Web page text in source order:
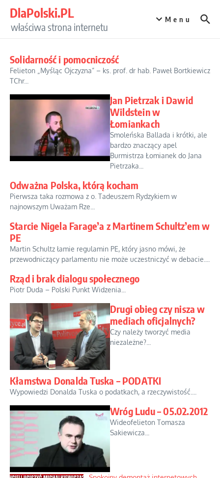
DlaPolski.PL
właściwa strona internetu
Menu
Solidarność i pomocniczość
Felieton „Myśląc Ojczyzna” – ks. prof. dr hab. Paweł Bortkiewicz
TChr...
Jan Pietrzak i Dawid
Wildstein w
Łomiankach
Smoleńska Ballada i krótki, ale
bardzo znaczący apel
Burmistrza Łomianek do Jana
Pietrzaka...
Odważna Polska, którą kocham
Pierwsza taka rozmowa z o. Tadeuszem Rydzykiem w
najnowszym Uważam Rze...
Starcie Nigela Farage’a z Martinem Schultz’em w
PE
Martin Schultz łamie regulamin PE, który jasno mówi, że
przewodniczący parlamentu nie może uczestniczyć w debacie....
Rząd i brak dialogu społecznego
Piotr Duda – Polski Punkt Widzenia...
Drugi obieg czy nisza w
mediach oficjalnych?
Czy należy tworzyć media
niezależne?...
Kłamstwa Donalda Tuska – PODATKI
Wypowiedzi Donalda Tuska o podatkach, a rzeczywistość....
Wróg Ludu – 05.02.2012
Wideofelieton Tomasza
Sakiewicza...